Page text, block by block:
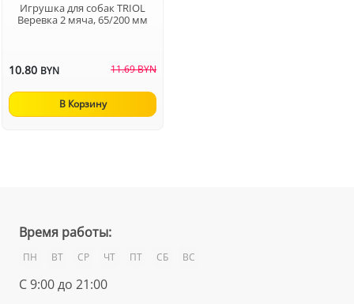
Игрушка для собак TRIOL
Веревка 2 мяча, 65/200 мм
10.80 BYN 11.69 BYN
В Корзину
Время работы:
ПН ВТ СР ЧТ ПТ СБ ВС
С 9:00 до 21:00